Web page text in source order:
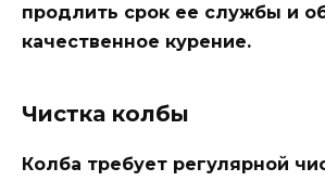
продлить срок ее службы и
качественное курение.
Чистка колбы
Колба требует регулярной